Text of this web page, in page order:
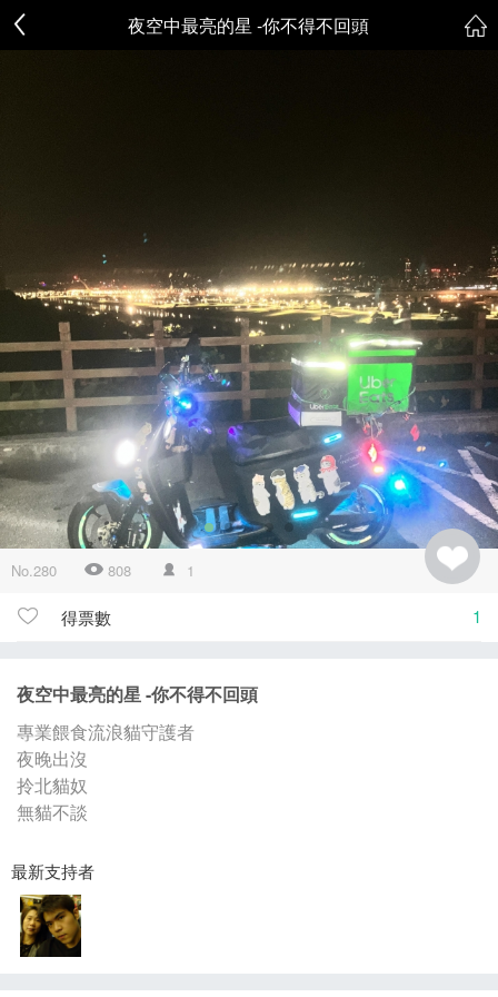
夜空中最亮的星 -你不得不回頭
No.280 808 1
得票數 1
夜空中最亮的星 -你不得不回頭
專業餵食流浪貓守護者
夜晚出沒
拎北貓奴
無貓不談
最新支持者